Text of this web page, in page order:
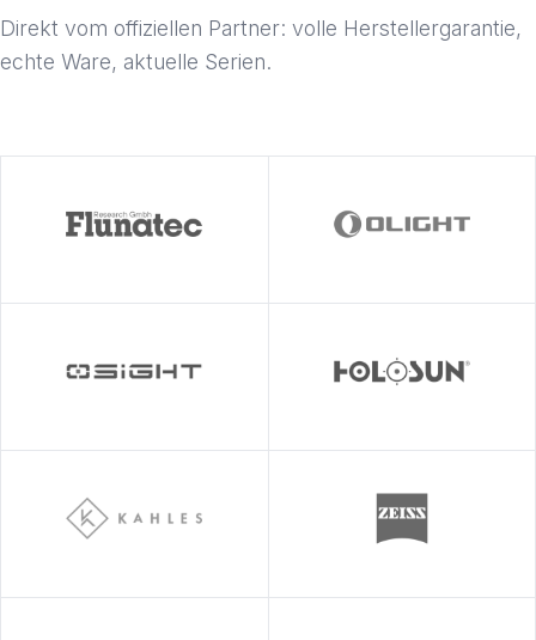
Direkt vom offiziellen Partner: volle Herstellergarantie,
echte Ware, aktuelle Serien.